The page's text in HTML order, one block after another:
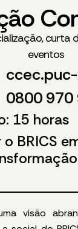
curta
eventos
0800 970
15 horas
o BRICS
visão